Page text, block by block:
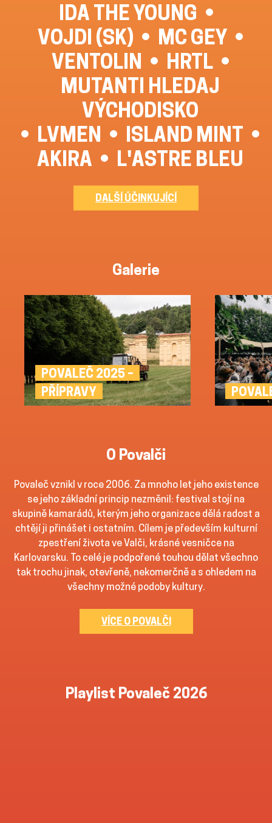
IDA THE YOUNG
VOJDI (SK)
MC GEY
VENTOLIN
HRTL
MUTANTI HLEDAJ
VÝCHODISKO
LVMEN
ISLAND MINT
AKIRA
L'ASTRE BLEU
DALŠÍ ÚČINKUJÍCÍ
Galerie
POVALEČ 2025 –
PŘÍPRAVY
O Povalči
Povaleč vznikl v roce 2006. Za mnoho let jeho existence
se jeho základní princip nezměnil: festival stojí na
skupině kamarádů, kterým jeho organizace dělá radost a
chtějí ji přinášet i ostatním. Cílem je především kulturní
zpestření života ve Valči, krásné vesničce na
Karlovarsku. To celé je podpořené touhou dělat všechno
tak trochu jinak, otevřeně, nekomerčně a s ohledem na
všechny možné podoby kultury.
VÍCE O POVALČI
Playlist Povaleč 2026